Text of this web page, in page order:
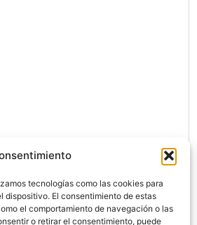
tecnologías como las cookies para
dispositivo. El consentimiento de estas
el comportamiento de navegación o las
o retirar el consentimiento, puede